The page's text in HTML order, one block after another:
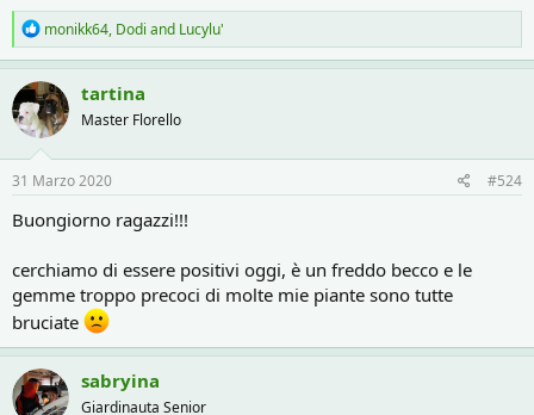
R
e
a
c
t
i
o
n
s
:
monikk64, Dodi and Lucylu'
tartina
Master Florello
31 Marzo 2020 #524
Buongiorno ragazzi!!!
cerchiamo di essere positivi oggi, è un freddo becco e le
gemme troppo precoci di molte mie piante sono tutte
bruciate
sabryina
Giardinauta Senior